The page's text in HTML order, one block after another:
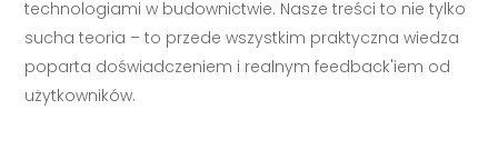
technologiami w budownictwie. Nasze treści to nie tylko
sucha teoria – to przede wszystkim praktyczna wiedza
poparta doświadczeniem i realnym feedback'iem od
użytkowników.